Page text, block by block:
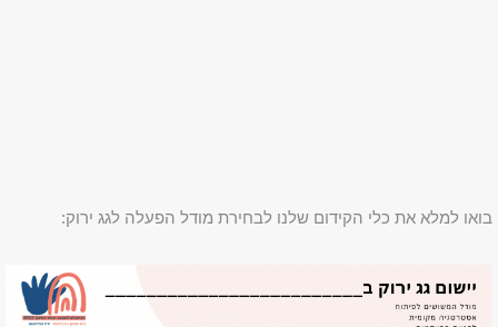
כלי הקידום שלנו לבחירת מודל הפעלה לגג ירוק: